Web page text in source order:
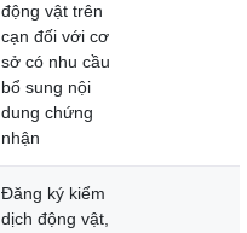
động vật trên
cạn đối với cơ
sở có nhu cầu
bổ sung nội
dung chứng
nhận
Đăng ký kiểm
dịch động vật,